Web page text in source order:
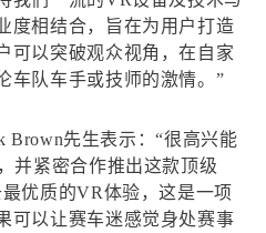
度相结合，旨在为用户打造
可以突破观众视角，在自家
车队车手或技师的激情。”
Brown先生表示：“很高兴能
并紧密合作推出这款顶级
优质的VR体验，这是一项
可以让赛车迷感觉身处赛事